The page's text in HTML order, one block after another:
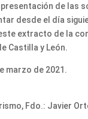
presentación de las
desde el día
extracto de la
Castilla y León.
marzo de 2021.
Fdo.: Javier